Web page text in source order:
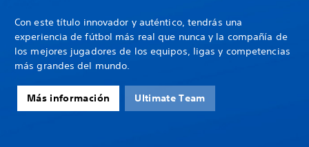
Con este título innovador y auténtico, tendrás una
experiencia de fútbol más real que nunca y la compañía de
los mejores jugadores de los equipos, ligas y competencias
más grandes del mundo.
Más información Ultimate Team